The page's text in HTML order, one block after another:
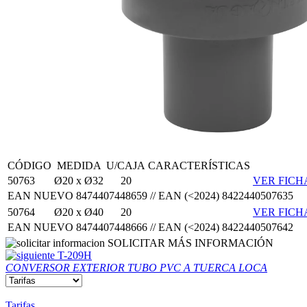
CÓDIGO MEDIDA U/CAJA CARACTERÍSTICAS
50763
Ø20 x Ø32 20
VER
EAN NUEVO 8474407448659 // EAN (<2024) 8422440507635
50764
Ø20 x Ø40 20
VER
EAN NUEVO 8474407448666 // EAN (<2024) 8422440507642
SOLICITAR MÁS INFORMACIÓN
T-209H
CONVERSOR EXTERIOR TUBO PVC A TUERCA LOCA